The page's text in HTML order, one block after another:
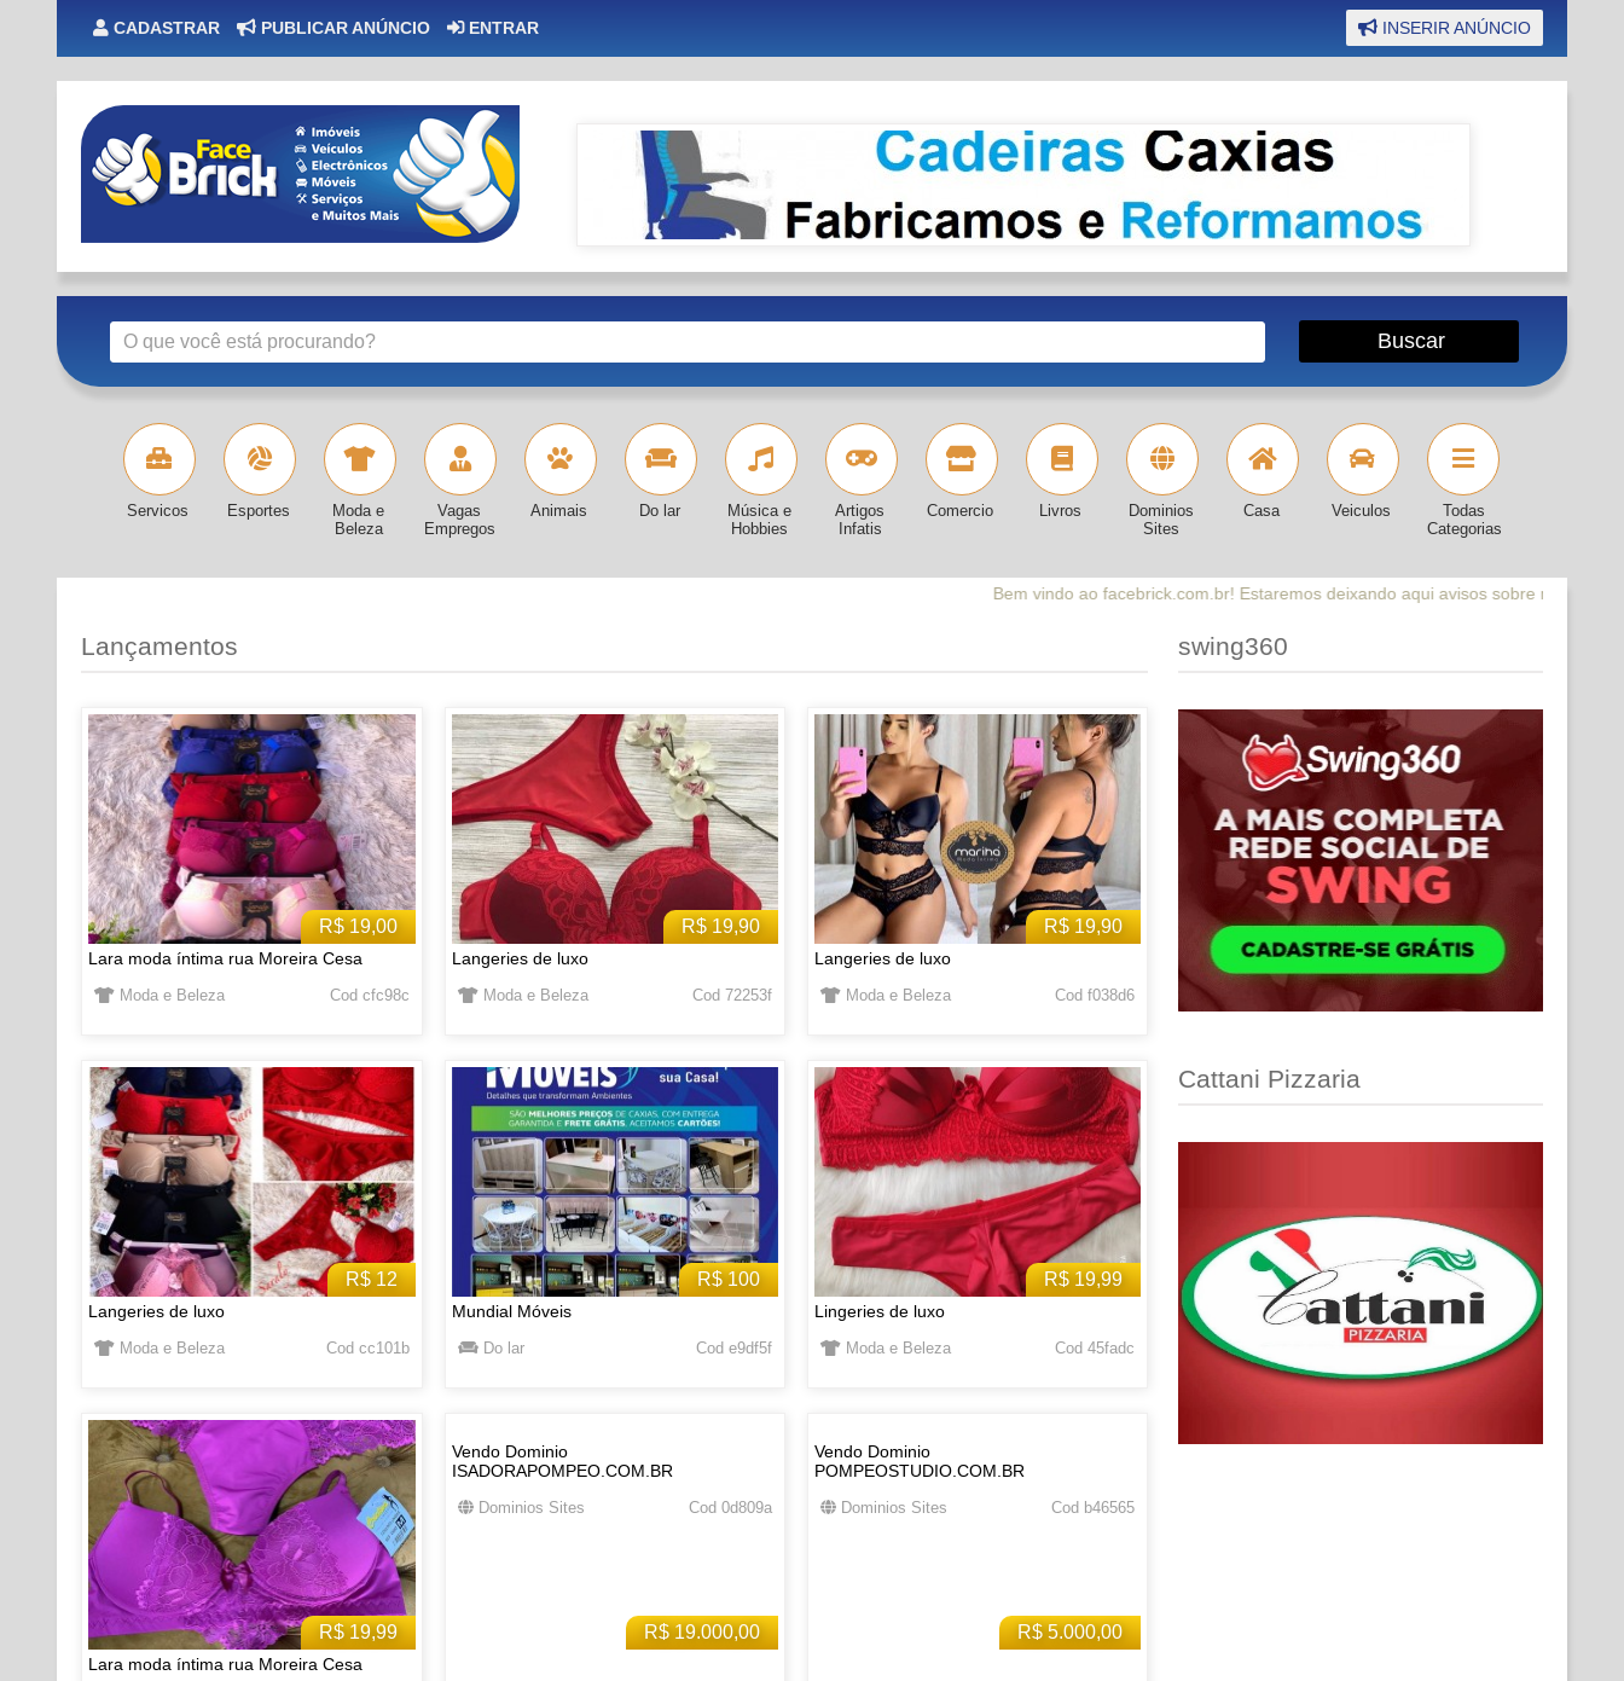
CADASTRAR PUBLICAR ANÚNCIO ENTRAR INSERIR ANÚNCIO
Servicos Esportes
Moda e
Beleza
Vagas
Empregos
Animais Do lar
Música e
Hobbies
Artigos
Infatis
Comercio Livros
Dominios
Sites
Casa Veiculos
Todas
Categorias
Bem vindo ao facebrick.com.br! Estaremos deixando aqui avisos sobre novidades que estaremos
Lançamentos
R$ 19,00
Lara moda íntima rua Moreira Cesa
Moda e Beleza Cod cfc98c
R$ 19,90
Langeries de luxo
Moda e Beleza Cod 72253f
R$ 19,90
Langeries de luxo
Moda e Beleza Cod f038d6
R$ 12
Langeries de luxo
Moda e Beleza Cod cc101b
R$ 100
Mundial Móveis
Do lar Cod e9df5f
R$ 19,99
Lingeries de luxo
Moda e Beleza Cod 45fadc
R$ 19,99
Lara moda íntima rua Moreira Cesa
R$ 19.000,00
Vendo Dominio
ISADORAPOMPEO.COM.BR
Dominios Sites Cod 0d809a
R$ 5.000,00
Vendo Dominio
POMPEOSTUDIO.COM.BR
Dominios Sites Cod b46565
swing360
Cattani Pizzaria